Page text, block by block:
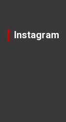
Instagram